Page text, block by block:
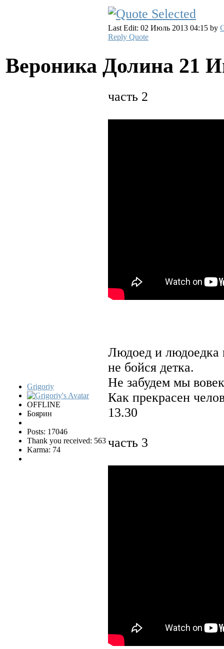
Last Edit: 02 Июль 2013 04:15 by
Reply Quote
Вероника Долина 21
Grigoriy
OFFLINE
Боярин
Posts: 17046
Thank you received: 563
Karma: 74
часть 2
Людоед и людоедка
не бойся детка.
Не забудем мы вовек
Как прекрасен
13.30
часть 3